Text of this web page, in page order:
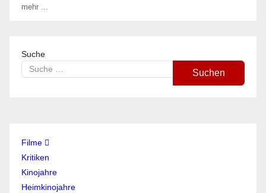
mehr ...
Suche
Suchen
Filme
Kritiken
Kinojahre
Heimkinojahre